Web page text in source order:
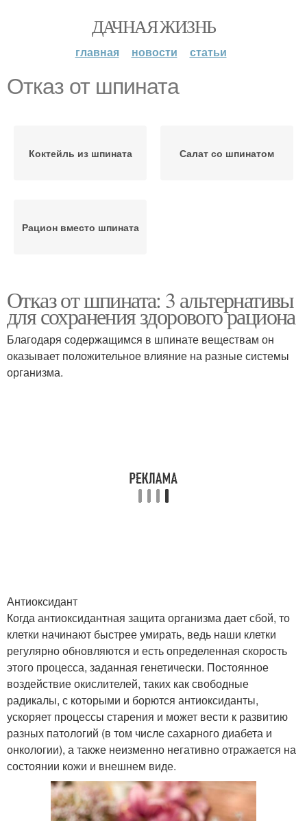
ДАЧНАЯ ЖИЗНЬ
главная новости статьи
Отказ от шпината
Коктейль из шпината Салат со шпинатом
Рацион вместо шпината
Отказ от шпината: 3 альтернативы
для сохранения здорового рациона
Благодаря содержащимся в шпинате веществам он
оказывает положительное влияние на разные системы
организма.
Антиоксидант
Когда антиоксидантная защита организма дает сбой, то
клетки начинают быстрее умирать, ведь наши клетки
регулярно обновляются и есть определенная скорость
этого процесса, заданная генетически. Постоянное
воздействие окислителей, таких как свободные
радикалы, с которыми и борются антиоксиданты,
ускоряет процессы старения и может вести к развитию
разных патологий (в том числе сахарного диабета и
онкологии), а также неизменно негативно отражается на
состоянии кожи и внешнем виде.